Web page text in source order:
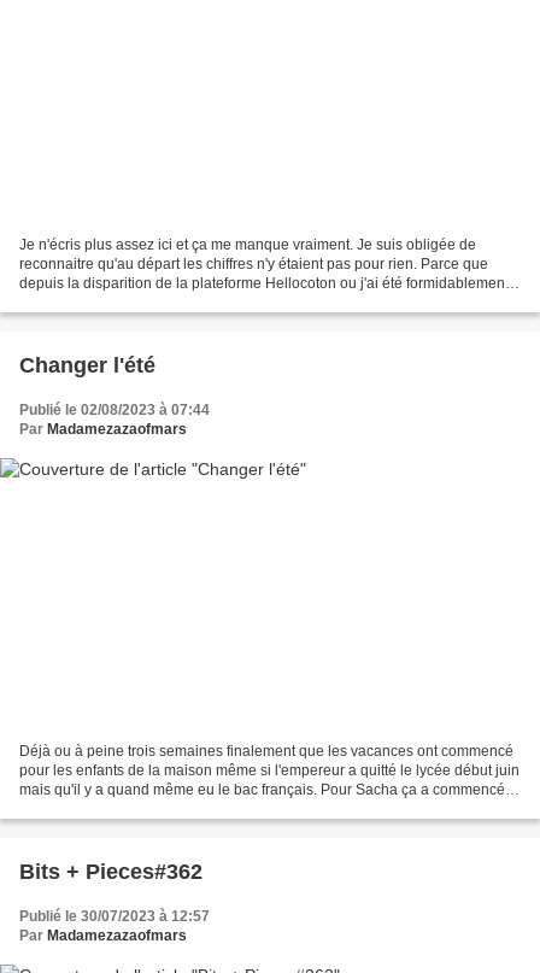
Je n'écris plus assez ici et ça me manque vraiment. Je suis obligée de
reconnaitre qu'au départ les chiffres n'y étaient pas pour rien. Parce que
depuis la disparition de la plateforme Hellocoton ou j'ai été formidablement
Changer l'été
Publié le 02/08/2023 à 07:44
Par Madamezazaofmars
Déjà ou à peine trois semaines finalement que les vacances ont commencé
pour les enfants de la maison même si l'empereur a quitté le lycée début juin
mais qu'il y a quand même eu le bac français. Pour Sacha ça a commencé
Bits + Pieces#362
Publié le 30/07/2023 à 12:57
Par Madamezazaofmars